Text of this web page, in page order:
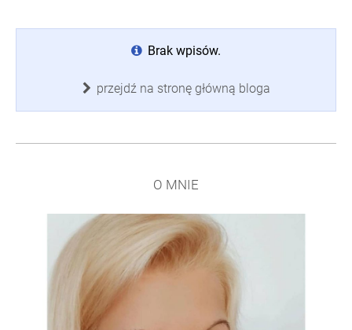
Brak wpisów.
przejdź na stronę główną bloga
O MNIE